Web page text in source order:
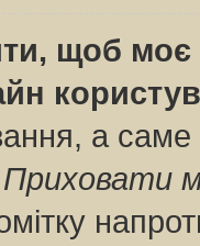
щоб моє
а
Приховати